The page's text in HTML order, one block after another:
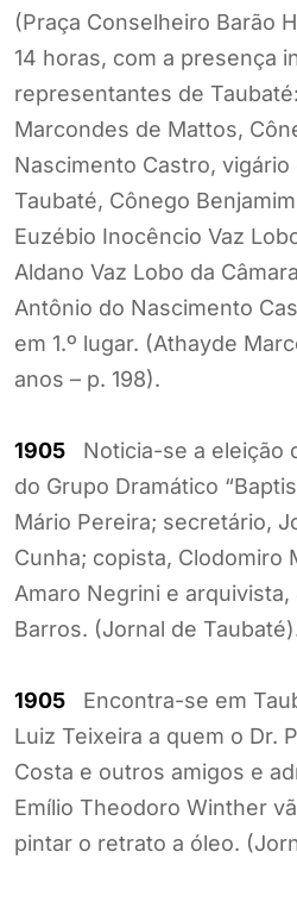
(Praça Conselheiro Barão
14 horas, com a presença
representantes de
Marcondes de Mattos,
Nascimento Castro, vigário
Taubaté, Cônego
Euzébio Inocêncio Vaz
Aldano Vaz Lobo da
Antônio do Nascimento
em 1.º lugar. (Athayde
anos – p. 198).
1905 Noticia-se a eleição
do Grupo Dramático
Mário Pereira; secretário,
Cunha; copista, Clodomiro
Amaro Negrini e
Barros. (Jornal de
1905 Encontra-se em
Luiz Teixeira a quem o Dr.
Costa e outros amigos e
Emílio Theodoro Winther
pintar o retrato a óleo.